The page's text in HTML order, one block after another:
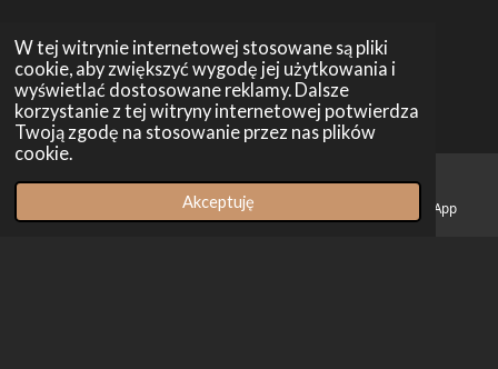
W tej witrynie internetowej stosowane są pliki
cookie, aby zwiększyć wygodę jej użytkowania i
wyświetlać dostosowane reklamy. Dalsze
korzystanie z tej witryny internetowej potwierdza
Twoją zgodę na stosowanie przez nas plików
cookie.
Akceptuję
BEZPŁATNA KONSULTACJA
© 2026 Harmonia Consult
Telefon WhatsApp